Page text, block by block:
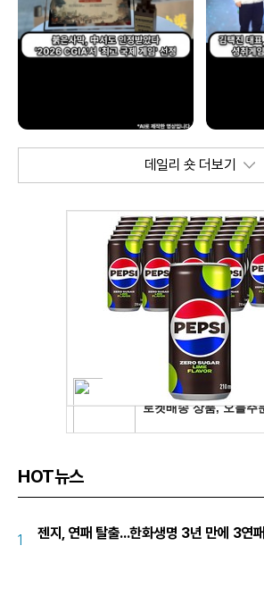
데일리 숏 더보기
HOT뉴스
1 젠지, 연패 탈출...한화생명 3년 만에 3연패